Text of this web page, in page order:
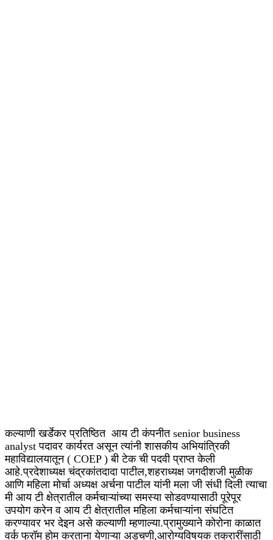
कल्याणी खर्डेकर प्रतिष्ठित आय टी कंपनीत senior business
analyst पदावर कार्यरत असून त्यांनी शासकीय अभियांत्रिकी
महाविद्यालयातून ( COEP ) बी टेक ची पदवी प्राप्त केली
आहे.प्रदेशाध्यक्ष चंद्रकांतदादा पाटील,शहराध्यक्ष जगदीशजी मुळीक
आणि महिला मोर्चा अध्यक्ष अर्चना पाटील यांनी मला जी संधी दिली त्याचा
मी आय टी क्षेत्रातील कर्मचाऱ्यांच्या समस्या सोडवण्यासाठी पूरेपूर
उपयोग करेन व आय टी क्षेत्रातील महिला कर्मचाऱ्यांना संघटित
करण्यावर भर देइन असे कल्याणी म्हणाल्या.प्रामुख्याने कोरोना काळात
वर्क फ्रॉम होम करताना येणाऱ्या अडचणी,आरोग्यविषयक तक्रारींसाठी